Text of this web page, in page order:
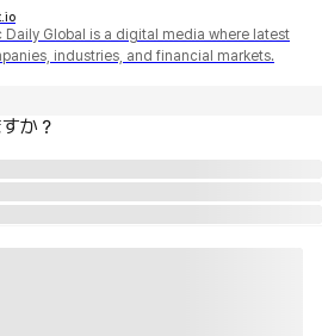
Daily Global is a digital media where latest
industries, and financial markets.
か？